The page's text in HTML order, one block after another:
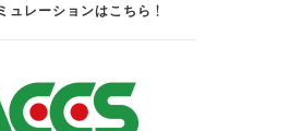
ュレーションはこちら！